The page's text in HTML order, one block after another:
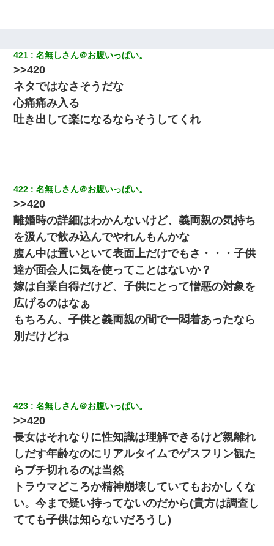
421 名無しさん＠お腹いっぱい。
>>420
ネタではなさそうだな
心痛痛み入る
吐き出して楽になるならそうしてくれ
422 名無しさん＠お腹いっぱい。
>>420
離婚時の詳細はわかんないけど、義両親の気持ち
を汲んで飲み込んでやれんもんかな
腹ん中は置いといて表面上だけでもさ・・・子供
達が面会人に気を使ってことはないか？
嫁は自業自得だけど、子供にとって憎悪の対象を
広げるのはなぁ
もちろん、子供と義両親の間で一悶着あったなら
別だけどね
423 名無しさん＠お腹いっぱい。
>>420
長女はそれなりに性知識は理解できるけど親離れ
しだす年齢なのにリアルタイムでゲスフリン観た
らブチ切れるのは当然
トラウマどころか精神崩壊していてもおかしくな
い。今まで疑い持ってないのだから(貴方は調査し
てても子供は知らないだろうし)